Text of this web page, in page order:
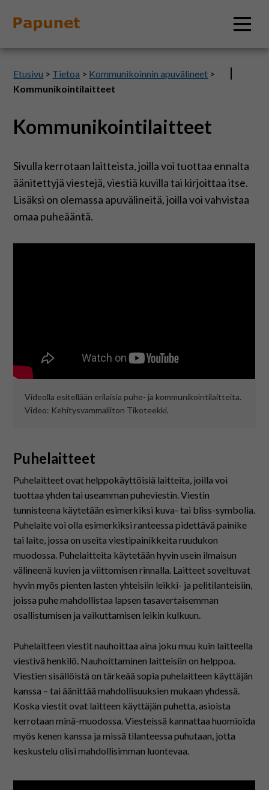
Tietoa
Materiaalit
Kuvatyökalut
Etusivu > Tietoa > Kommunikoinnin apuvälineet >
Kommunikointilaitteet
Kommunikointilaitteet
Sivulla kerrotaan laitteista, joilla voi tuottaa ennalta
äänitettyjä viestejä, viestiä kuvilla tai kirjoittaa itse.
Lisäksi on olemassa apuvälineitä, joilla voi vahvistaa
omaa puheääntä.
Videolla esitellään erilaisia puhe- ja kommunikointilaitteita.
Video: Kehitysvammaliiton Tikoteekki.
Puhelaitteet
Puhelaitteet ovat helppokäyttöisiä laitteita, joilla voi
tuottaa yhden tai useamman puheviestin. Viestin
tunnisteena käytetään esimerkiksi kuva- tai bliss-symbolia.
Puhelaite voi olla esimerkiksi ranteessa pidettävä painike
tai laite, jossa on useita viestipainikkeita ruudukon
muodossa. Puhelaitteita käytetään hyvin usein ilmaisun
välineenä kuvien ja viittomisen rinnalla. Laitteet soveltuvat
hyvin myös pienten lasten yhteisiin leikki- ja pelitilanteisiin,
joissa puhe mahdollistaa lapsen tasavertaisemman
osallistumisen ja vaikuttamisen leikin kulkuun.
Puhelaitteen viestit nauhoittaa aina joku muu kuin laitteella
viestivä henkilö. Nauhoittaminen laitteisiin on helppoa.
Viestien sisällöistä on tärkeää sopia puhelaitteen käyttäjän
kanssa – tai äänittää mahdollisuuksien mukaan yhdessä.
Koska viestit ovat laitteen käyttäjän puhetta, asioista
kerrotaan minä-muodossa. Viesteissä kannattaa huomioida
myös kenen kanssa ja missä tilanteessa puhutaan, jotta
keskustelu olisi mahdollisimman luontevaa.